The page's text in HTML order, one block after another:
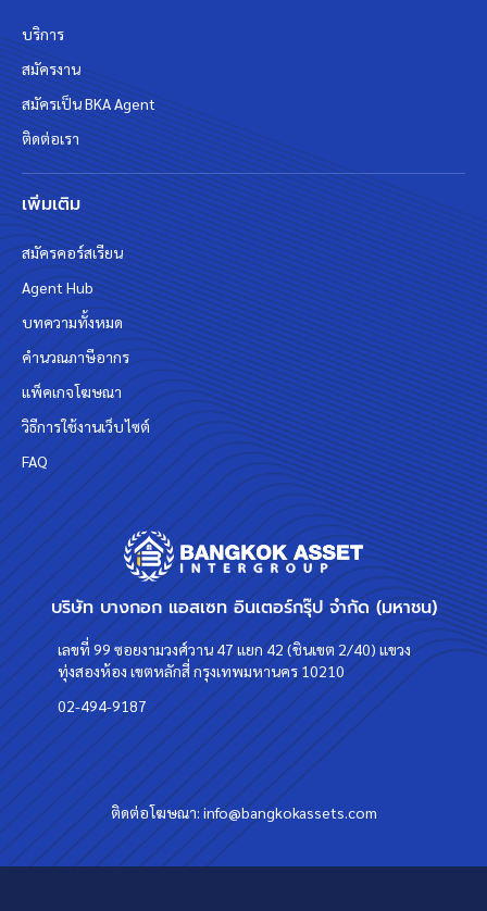
บริษัท บางกอก แอสเซท อินเตอร์กรุ๊ป จำกัด (มหาชน)
เลขที่ 99 ซอยงามวงศ์วาน 47 แยก 42 (ชินเขต 2/40) แขวง
ทุ่งสองห้อง เขตหลักสี่ กรุงเทพมหานคร 10210
02-494-9187
ติดต่อโฆษณา:info@bangkokassets.com
บริการ
สมัครงาน
สมัครเป็น BKA Agent
ติดต่อเรา
เพิ่มเติม
สมัครคอร์สเรียน
Agent Hub
บทความทั้งหมด
คำนวณภาษีอากร
แพ็คเกจโฆษณา
วิธีการใช้งานเว็บไซต์
FAQ